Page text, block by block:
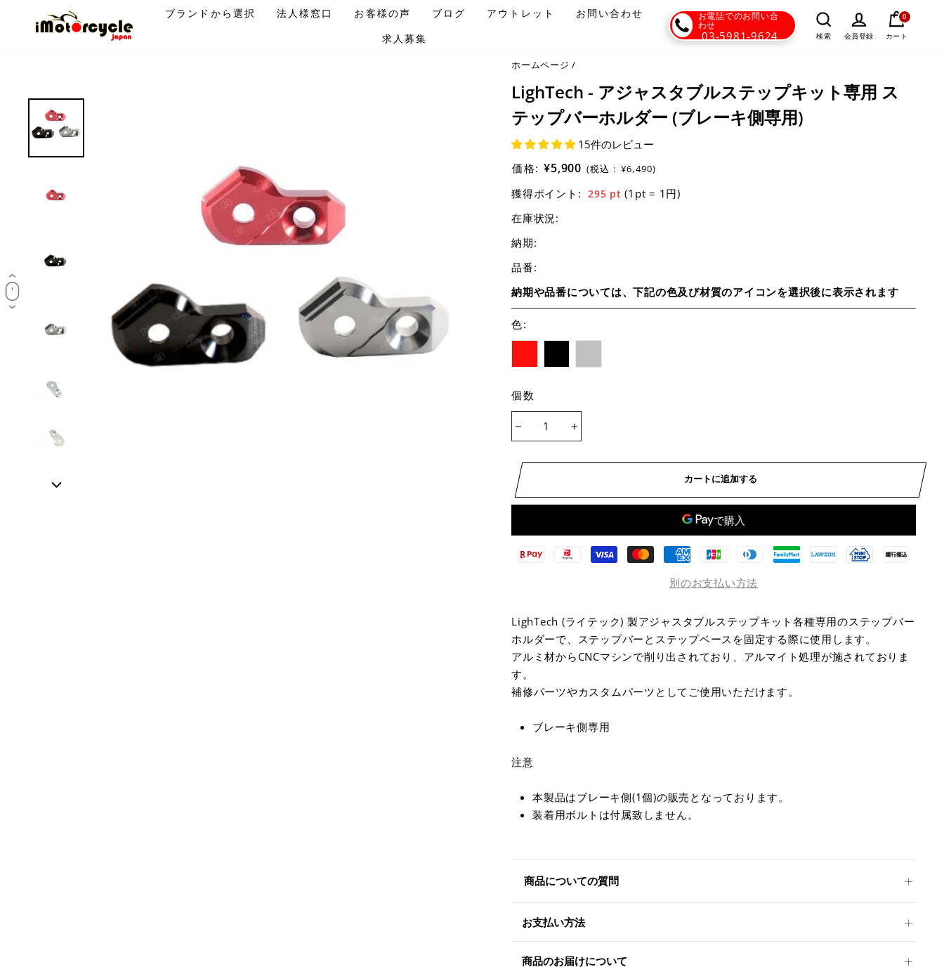
ブランドから選択 法人様窓口 お客様の声 ブログ アウトレット
お問い合わせ
求人募集
お電話でのお問い合
わせ
03-5981-9624 検索 会員登録 カート
0
ホームページ /
LighTech - アジャスタブルステップキット専用 ス
テップバーホルダー (ブレーキ側専用)
15件のレビュー
価格: ¥5,900 (税込 : ¥6,490)
獲得ポイント: 295 pt(1pt = 1円)
在庫状況:
納期:
品番:
納期や品番については、下記の色及び材質のアイコンを選択後に表示されます
色:
個数
カートに追加する
別のお支払い方法
LighTech (ライテック) 製アジャスタブルステップキット各種専用のステップバー
ホルダーで、ステップバーとステップベースを固定する際に使用します。
アルミ材からCNCマシンで削り出されており、アルマイト処理が施されておりま
す。
補修パーツやカスタムパーツとしてご使用いただけます。
ブレーキ側専用
注意
本製品はブレーキ側(1個)の販売となっております。
装着用ボルトは付属致しません。
商品についての質問
お支払い方法
商品のお届けについて